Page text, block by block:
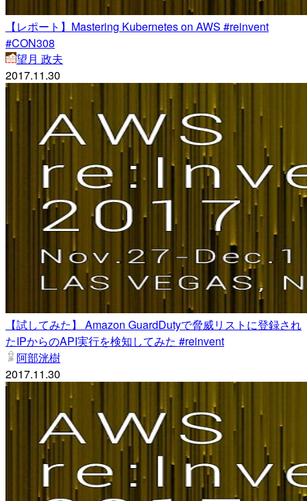
【レポート】Mastering Kubernetes on AWS #reinvent
#CON308
望月 政夫
2017.11.30
【試してみた】 Amazon GuardDutyで脅威リストに登録され
たIPからのAPI実行を検知してみた #reinvent
阿部洸樹
2017.11.30